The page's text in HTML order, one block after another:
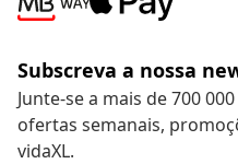
Subscreva a nossa
Junte-se a mais de 700
ofertas semanais,
vidaXL.